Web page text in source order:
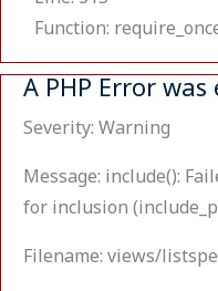
Function:
A PHP Error
Severity: Warning
Message: include():
for inclusion
Filename: views/